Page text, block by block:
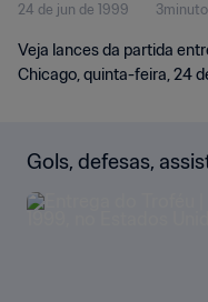
momentos
24 de jun de 1999 3minuto
Veja lances da partida
Chicago, quinta-feira, 24
Gols, defesas,
mais!